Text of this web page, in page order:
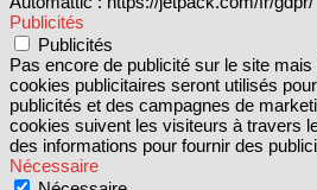
Publicités
Publicités
Pas encore de publicité sur le site
cookies publicitaires seront utilisés
publicités et des campagnes de
cookies suivent les visiteurs à travers
des informations pour fournir des
Nécessaire